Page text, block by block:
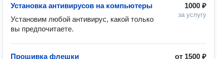
1000 ₽
за услугу
Установка антивирусов на компьютеры
Установим любой антивирус, какой только
вы предпочитаете.
от 1500 ₽
Прошивка флешки